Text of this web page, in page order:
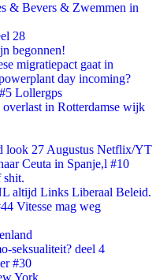
& Bevers & Zwemmen in
28
begonnen!
migratiepact gaat in
day incoming?
Lollergps
in Rotterdamse wijk
look 27 Augustus Netflix/YT
Ceuta in Spanje,l #10
altijd Links Liberaal Beleid.
Vitesse mag weg
seksualiteit? deel 4
#30
York